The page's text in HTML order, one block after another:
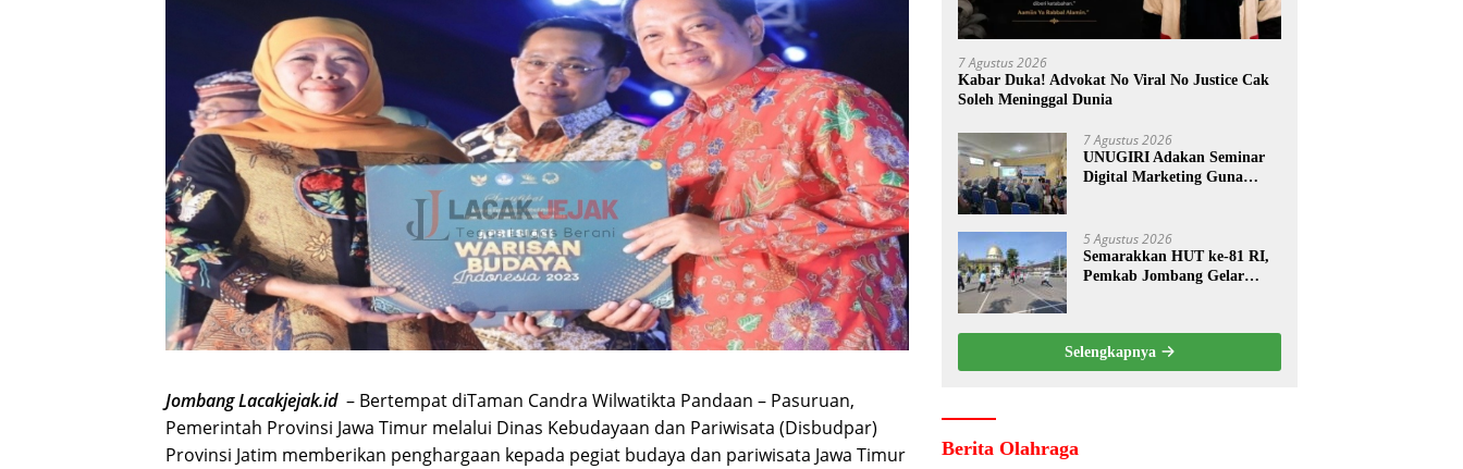
Jombang Lacakjejak.id– Bertempat diTaman Candra Wilwatikta Pandaan – Pasuruan,
Pemerintah Provinsi Jawa Timur melalui Dinas Kebudayaan dan Pariwisata (Disbudpar)
Provinsi Jatim memberikan penghargaan kepada pegiat budaya dan pariwisata Jawa Timur
7 Agustus 2026
Kabar Duka! Advokat No Viral No Justice Cak
Soleh Meninggal Dunia
7 Agustus 2026
UNUGIRI Adakan Seminar
Digital Marketing Guna
Desa Prangi
5 Agustus 2026
Semarakkan HUT ke-81 RI,
Pemkab Jombang Gelar
Selengkapnya
Berita Olahraga